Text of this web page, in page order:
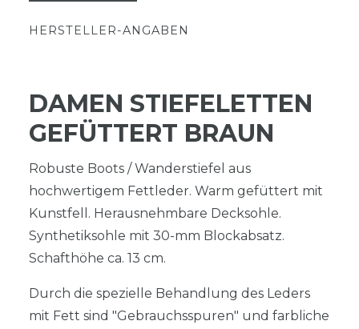
HERSTELLER-ANGABEN
DAMEN STIEFELETTEN
GEFÜTTERT BRAUN
Robuste Boots / Wanderstiefel aus
hochwertigem Fettleder. Warm gefüttert mit
Kunstfell. Herausnehmbare Decksohle.
Synthetiksohle mit 30-mm Blockabsatz.
Schafthöhe ca. 13 cm.
Durch die spezielle Behandlung des Leders
mit Fett sind "Gebrauchsspuren" und farbliche